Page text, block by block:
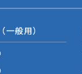
般用）